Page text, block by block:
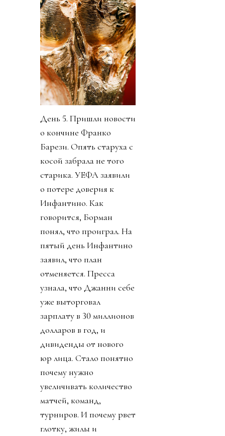
День 5. Пришли новости
о кончине Франко
Барези. Опять старуха с
косой забрала не того
старика. УЕФА заявили
о потере доверия к
Инфантино. Как
говорится, Борман
понял, что проиграл. На
пятый день Инфантино
заявил, что план
отменяется. Пресса
узнала, что Джанни себе
уже выторговал
зарплату в 30 миллионов
долларов в год, и
дивиденды от нового
юр лица. Стало понятно
почему нужно
увеличивать количество
матчей, команд,
турниров. И почему рвет
глотку, жилы и